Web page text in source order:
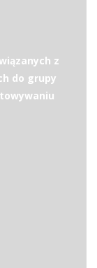
z
do grupy